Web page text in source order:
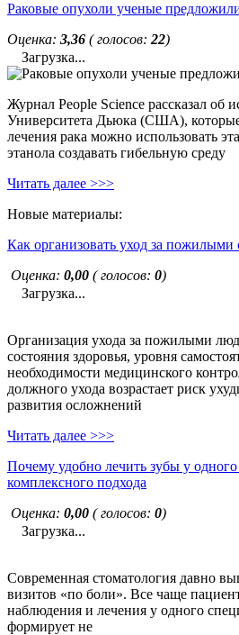
Раковые опухоли ученые
Оценка: 3,36 ( голосов: 22)
Загрузка...
Журнал People Science рассказал об
Университета Дьюка (США),
лечения рака можно использовать
этанола создавать гибельную среду
Читать далее >>>
Новые материалы:
Как организовать уход за пожилыми
Оценка: 0,00 ( голосов: 0)
Загрузка...
Организация ухода за пожилыми
состояния здоровья, уровня
необходимости медицинского
должного ухода возрастает риск
развития осложнений
Читать далее >>>
Почему удобно лечить зубы у
комплексного подхода
Оценка: 0,00 ( голосов: 0)
Загрузка...
Современная стоматология давно
визитов «по боли». Все чаще
наблюдения и лечения у одного
формирует не